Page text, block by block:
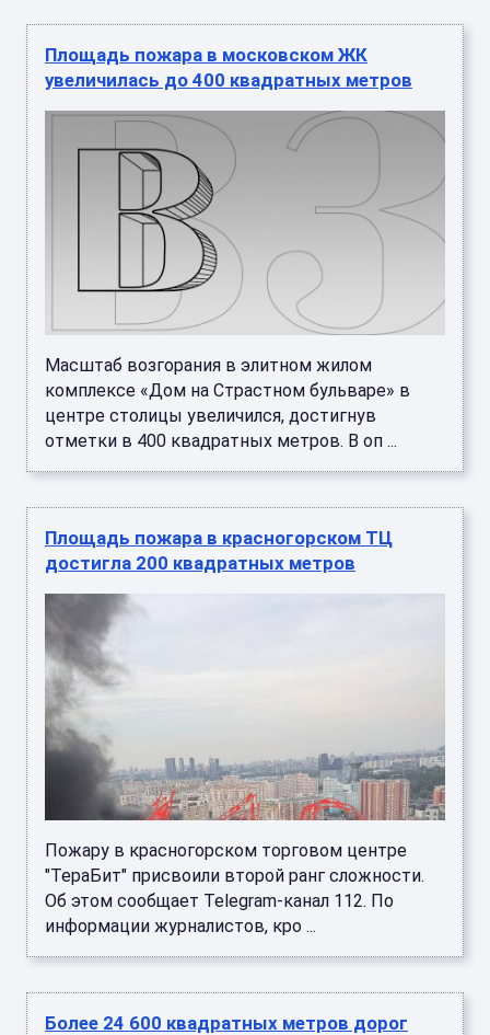
Площадь пожара в московском ЖК
увеличилась до 400 квадратных метров
Масштаб возгорания в элитном жилом
комплексе «Дом на Страстном бульваре» в
центре столицы увеличился, достигнув
отметки в 400 квадратных метров. В оп ...
Площадь пожара в красногорском ТЦ
достигла 200 квадратных метров
Пожару в красногорском торговом центре
"ТераБит" присвоили второй ранг сложности.
Об этом сообщает Telegram-канал 112. По
информации журналистов, кро ...
Более 24 600 квадратных метров дорог